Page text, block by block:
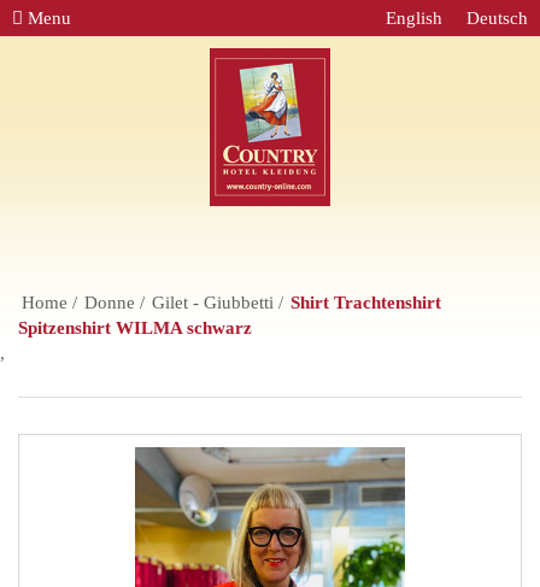
Menu Deutsch
English
Home Donne Gilet - Giubbetti
Shirt Trachtenshirt
Spitzenshirt WILMA schwarz
,